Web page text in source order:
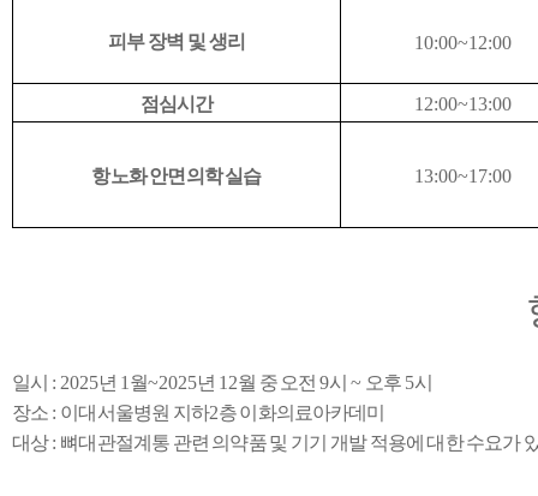
피부 장벽 및 생리 10:00~12:00
점심시간 12:00~13:00
항노화 안면의학 실습 13:00~17:00
일시 : 2025년 1 월~2025년 12월 중 오전9시 ~ 오후 5시
장소 : 이대서울병원 지하2층 이화의료아카데미
대상: 뼈대관절계통 관련 의약품 및 기기 개발 적용에 대한 수요가